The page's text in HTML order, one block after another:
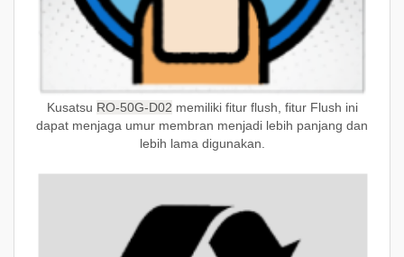
Kusatsu RO-50G-D02 memiliki fitur flush, fitur Flush ini
dapat menjaga umur membran menjadi lebih panjang dan
lebih lama digunakan.